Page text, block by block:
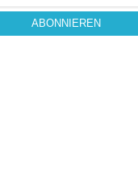
ABONNIEREN